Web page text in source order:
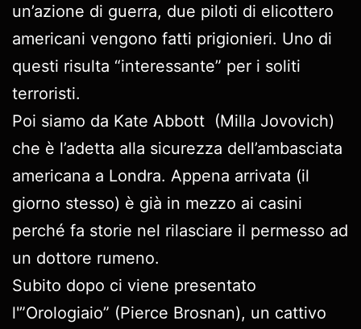
un’azione di guerra, due piloti di elicottero
americani vengono fatti prigionieri. Uno di
questi risulta “interessante” per i soliti
terroristi.
Poi siamo da Kate Abbott (Milla Jovovich)
che è l’adetta alla sicurezza dell’ambasciata
americana a Londra. Appena arrivata (il
giorno stesso) è già in mezzo ai casini
perché fa storie nel rilasciare il permesso ad
un dottore rumeno.
Subito dopo ci viene presentato
l'”Orologiaio” (Pierce Brosnan), un cattivo